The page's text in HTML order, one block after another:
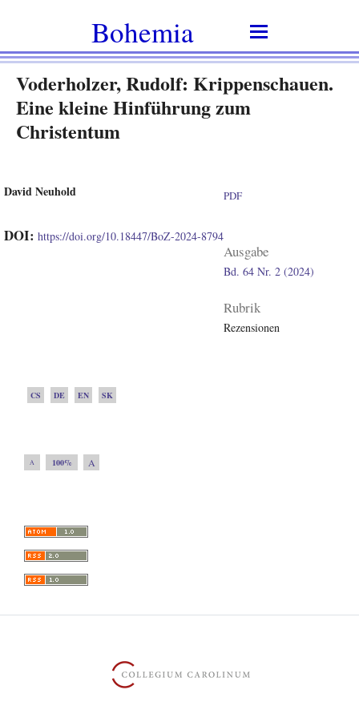
Bohemia
Voderholzer, Rudolf: Krippenschauen.
Eine kleine Hinführung zum
Christentum
David Neuhold
DOI: https://doi.org/10.18447/BoZ-2024-8794
PDF
Ausgabe
Bd. 64 Nr. 2 (2024)
Rubrik
Rezensionen
CS DE EN SK
A 100% A